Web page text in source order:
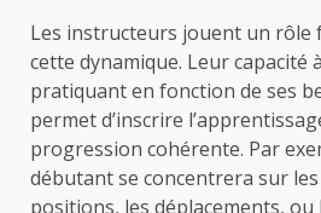
Les instructeurs jouent un rôle
cette dynamique. Leur capacité
pratiquant en fonction de ses
permet d’inscrire
progression cohérente. Par
débutant se concentrera sur
positions, les déplacements, ou